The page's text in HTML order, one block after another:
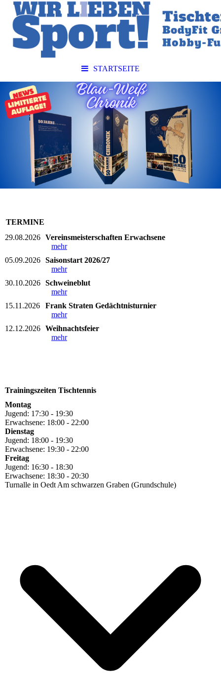
STARTSEITE
TERMINE
29.08.2026 Vereinsmeisterschaften Erwachsene
mehr
05.09.2026 Saisonstart 2026/27
mehr
30.10.2026 Schweineblut
mehr
15.11.2026
Frank Straten Gedächtnisturnier
mehr
12.12.2026 Weihnachtsfeier
mehr
Trainingszeiten Tischtennis
Montag
Jugend: 17:30 - 19:30
Erwachsene: 18:00 - 22:00
Dienstag
Jugend: 18:00 - 19:30
Erwachsene: 19:30 - 22:00
Freitag
Jugend: 16:30 - 18:30
Erwachsene: 18:30 - 20:30
Turnalle in Oedt Am schwarzen Graben (Grundschule)